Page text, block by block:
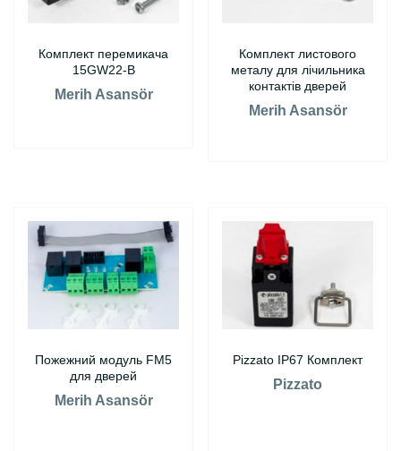
Комплект перемикача
15GW22-B
Merih Asansör
Комплект листового
металу для лічильника
контактів дверей
Merih Asansör
Пожежний модуль FM5
для дверей
Merih Asansör
Pizzato IP67 Комплект
Pizzato